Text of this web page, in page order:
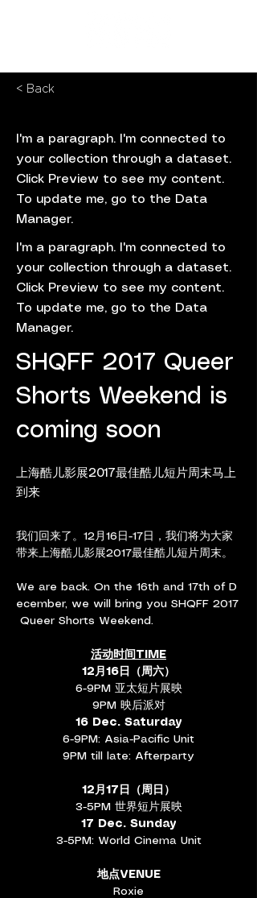
< Back
I'm a paragraph. I'm connected to
your collection through a dataset.
Click Preview to see my content.
To update me, go to the Data
Manager.
I'm a paragraph. I'm connected to
your collection through a dataset.
Click Preview to see my content.
To update me, go to the Data
Manager.
SHQFF 2017 Queer
Shorts Weekend is
coming soon
上海酷儿影展2017最佳酷儿短片周末马上
到来
我们回来了。12月16日-17日，我们将为大家
带来上海酷儿影展2017最佳酷儿短片周末。
We are back. On the 16th and 17th of D
ecember, we will bring you SHQFF 2017
Queer Shorts Weekend.
活动时间TIME
12月16日（周六）
6-9PM 亚太短片展映
9PM 映后派对
16 Dec. Saturday
6-9PM: Asia-Pacific Unit
9PM till late: Afterparty
12月17日（周日）
3-5PM 世界短片展映
17 Dec. Sunday
3-5PM: World Cinema Unit
地点VENUE
Roxie